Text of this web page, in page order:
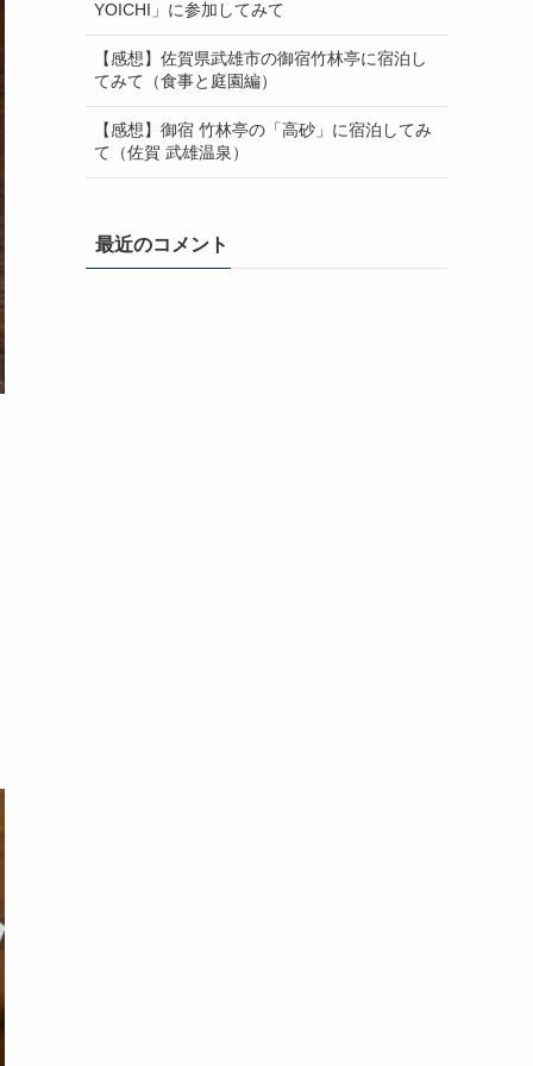
YOICHI」に参加してみて
【感想】佐賀県武雄市の御宿竹林亭に宿泊し
てみて（食事と庭園編）
【感想】御宿 竹林亭の「高砂」に宿泊してみ
て（佐賀 武雄温泉）
最近のコメント